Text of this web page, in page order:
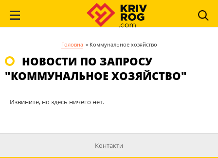
Головна » Коммунальное хозяйство
НОВОСТИ ПО ЗАПРОСУ
"КОММУНАЛЬНОЕ ХОЗЯЙСТВО"
Извините, но здесь ничего нет.
Контакти